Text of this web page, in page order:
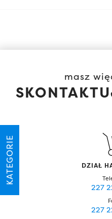
KATEGORIE
masz
DZIAŁ
227
227